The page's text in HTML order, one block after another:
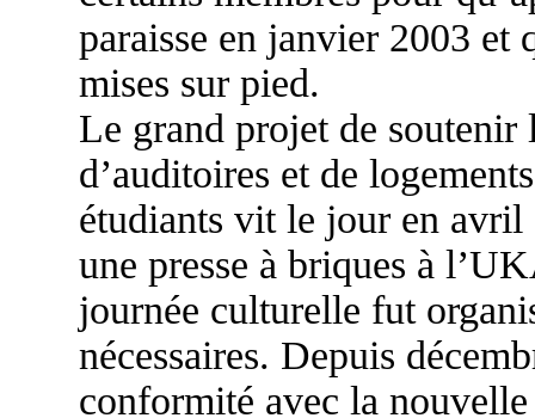
paraisse en janvier 2003 et
mises sur pied.
Le grand projet de
d’auditoires et de
étudiants vit le jour en
une presse à briques à
journée culturelle fut
nécessaires. Depuis
conformité avec la